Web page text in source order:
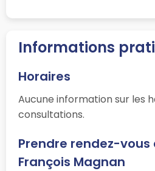
Informations
Horaires
Aucune information sur les
consultations.
Prendre rendez-
François Magnan